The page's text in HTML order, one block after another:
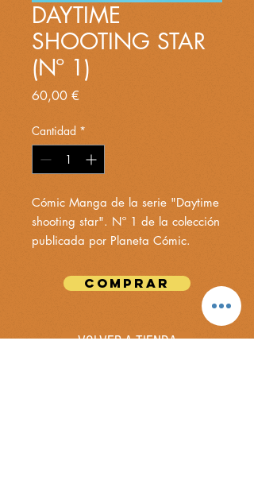
DAYTIME
SHOOTING STAR
(Nº 1)
60,00 €
Cantidad *
Cómic Manga de la serie "Daytime
shooting star". Nº 1 de la colección
publicada por Planeta Cómic.
COMPRAR
VOLVER A TIENDA